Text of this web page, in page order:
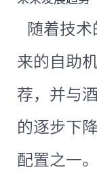
随着技术
来的自助
荐，并与
的逐步下
配置之一。